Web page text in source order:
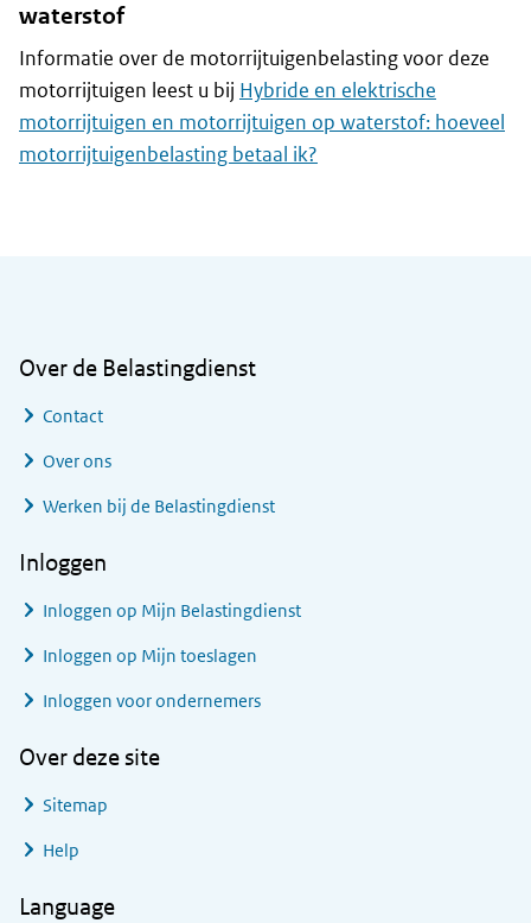
waterstof
Informatie over de motorrijtuigenbelasting voor deze
motorrijtuigen leest u bij Hybride en elektrische
motorrijtuigen en motorrijtuigen op waterstof: hoeveel
motorrijtuigenbelasting betaal ik?
Over de Belastingdienst
Contact
Over ons
Werken bij de Belastingdienst
Inloggen
Inloggen op Mijn Belastingdienst
Inloggen op Mijn toeslagen
Inloggen voor ondernemers
Over deze site
Sitemap
Help
Language